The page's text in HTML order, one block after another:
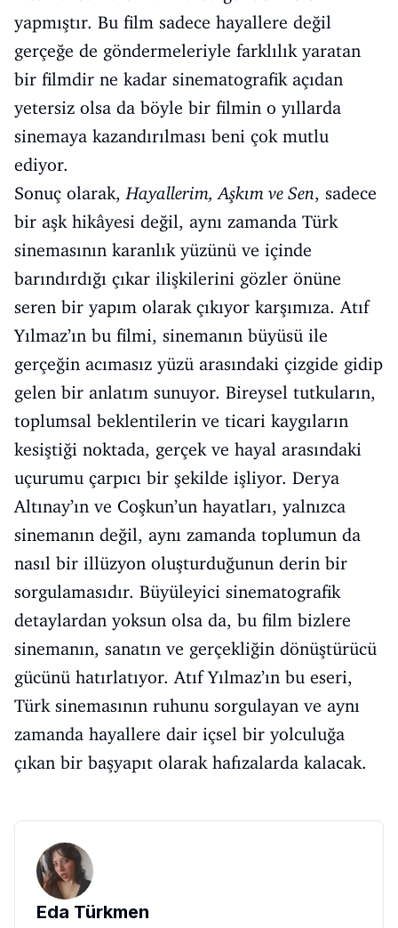
yapmıştır. Bu film sadece hayallere değil
gerçeğe de göndermeleriyle farklılık yaratan
bir filmdir ne kadar sinematografik açıdan
yetersiz olsa da böyle bir filmin o yıllarda
sinemaya kazandırılması beni çok mutlu
ediyor.
Sonuç olarak,Hayallerim, Aşkım ve Sen, sadece
bir aşk hikâyesi değil, aynı zamanda Türk
sinemasının karanlık yüzünü ve içinde
barındırdığı çıkar ilişkilerini gözler önüne
seren bir yapım olarak çıkıyor karşımıza. Atıf
Yılmaz’ın bu filmi, sinemanın büyüsü ile
gerçeğin acımasız yüzü arasındaki çizgide gidip
gelen bir anlatım sunuyor. Bireysel tutkuların,
toplumsal beklentilerin ve ticari kaygıların
kesiştiği noktada, gerçek ve hayal arasındaki
uçurumu çarpıcı bir şekilde işliyor. Derya
Altınay’ın ve Coşkun’un hayatları, yalnızca
sinemanın değil, aynı zamanda toplumun da
nasıl bir illüzyon oluşturduğunun derin bir
sorgulamasıdır. Büyüleyici sinematografik
detaylardan yoksun olsa da, bu film bizlere
sinemanın, sanatın ve gerçekliğin dönüştürücü
gücünü hatırlatıyor. Atıf Yılmaz’ın bu eseri,
Türk sinemasının ruhunu sorgulayan ve aynı
zamanda hayallere dair içsel bir yolculuğa
çıkan bir başyapıt olarak hafızalarda kalacak.
Eda Türkmen